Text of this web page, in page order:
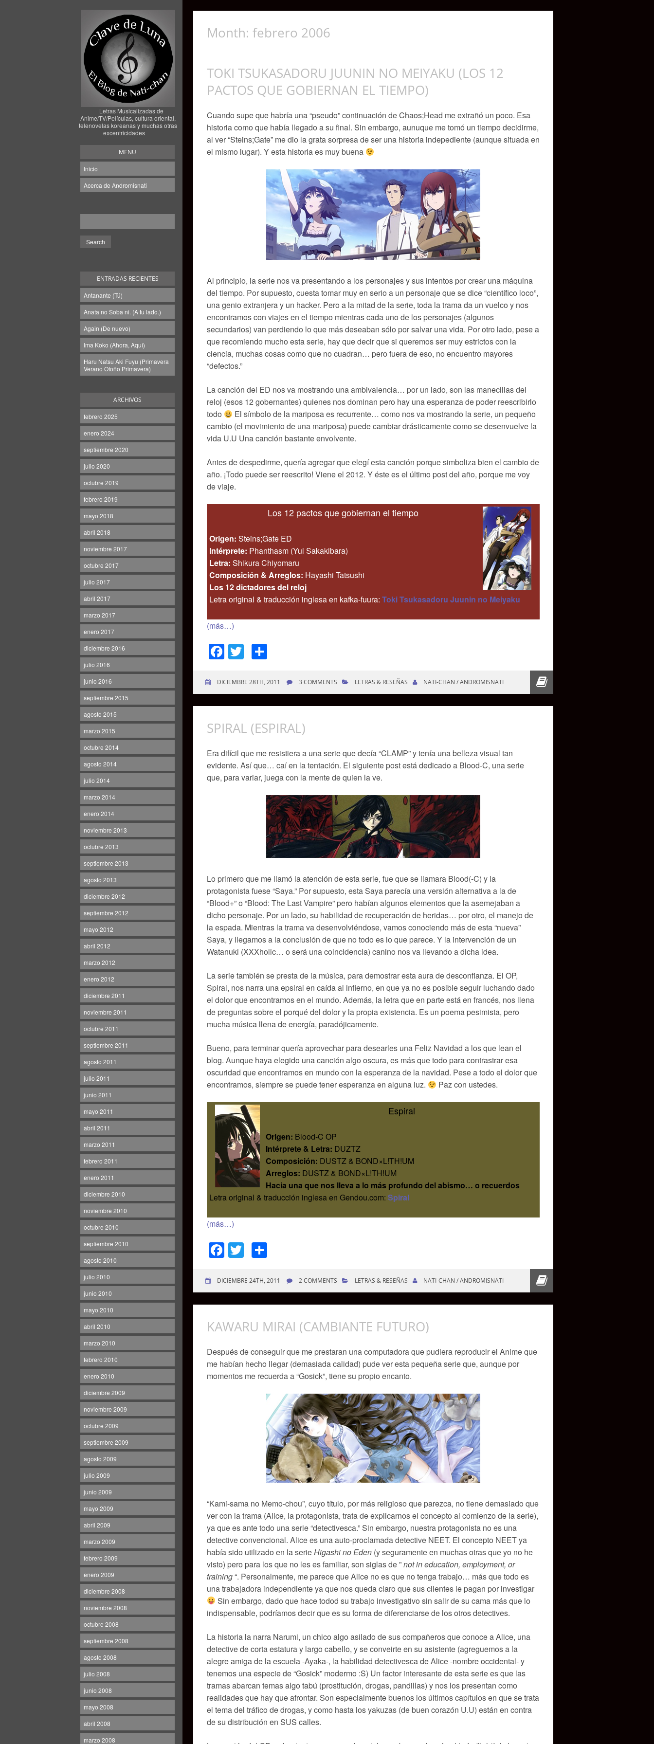
Letras Musicalizadas de
Anime/TV/Películas, cultura oriental,
telenovelas koreanas y muchas otras
excentricidades
MENU
Inicio
Acerca de Andromisnati
ENTRADAS RECIENTES
Antanante (Tú)
Anata no Soba ni. (A tu lado.)
Again (De nuevo)
Ima Koko (Ahora, Aquí)
Haru Natsu Aki Fuyu (Primavera
Verano Otoño Primavera)
ARCHIVOS
febrero 2025
enero 2024
septiembre 2020
julio 2020
octubre 2019
febrero 2019
mayo 2018
abril 2018
noviembre 2017
octubre 2017
julio 2017
abril 2017
marzo 2017
enero 2017
diciembre 2016
julio 2016
junio 2016
septiembre 2015
agosto 2015
marzo 2015
octubre 2014
agosto 2014
julio 2014
marzo 2014
enero 2014
noviembre 2013
octubre 2013
septiembre 2013
agosto 2013
diciembre 2012
septiembre 2012
mayo 2012
abril 2012
marzo 2012
enero 2012
diciembre 2011
noviembre 2011
octubre 2011
septiembre 2011
agosto 2011
julio 2011
junio 2011
mayo 2011
abril 2011
marzo 2011
febrero 2011
enero 2011
diciembre 2010
noviembre 2010
octubre 2010
septiembre 2010
agosto 2010
julio 2010
junio 2010
mayo 2010
abril 2010
marzo 2010
febrero 2010
enero 2010
diciembre 2009
noviembre 2009
octubre 2009
septiembre 2009
agosto 2009
julio 2009
junio 2009
mayo 2009
abril 2009
marzo 2009
febrero 2009
enero 2009
diciembre 2008
noviembre 2008
octubre 2008
septiembre 2008
agosto 2008
julio 2008
junio 2008
mayo 2008
abril 2008
marzo 2008
Month: febrero 2006
TOKI TSUKASADORU JUUNIN NO MEIYAKU (LOS 12
PACTOS QUE GOBIERNAN EL TIEMPO)
Cuando supe que habría una “pseudo” continuación de Chaos;Head me extrañó un poco. Esa
historia como que había llegado a su final. Sin embargo, aunuque me tomó un tiempo decidirme,
al ver “Steins;Gate” me dio la grata sorpresa de ser una historia indepediente (aunque situada en
el mismo lugar). Y esta historia es muy buena
Al principio, la serie nos va presentando a los personajes y sus intentos por crear una máquina
del tiempo. Por supuesto, cuesta tomar muy en serio a un personaje que se dice “científico loco”,
una genio extranjera y un hacker. Pero a la mitad de la serie, toda la trama da un vuelco y nos
encontramos con viajes en el tiempo mientras cada uno de los personajes (algunos
secundarios) van perdiendo lo que más deseaban sólo por salvar una vida. Por otro lado, pese a
que recomiendo mucho esta serie, hay que decir que si queremos ser muy estrictos con la
ciencia, muchas cosas como que no cuadran… pero fuera de eso, no encuentro mayores
“defectos.”
La canción del ED nos va mostrando una ambivalencia… por un lado, son las manecillas del
reloj (esos 12 gobernantes) quienes nos dominan pero hay una esperanza de poder reescribirlo
todo
El símbolo de la mariposa es recurrente… como nos va mostrando la serie, un pequeño
cambio (el movimiento de una mariposa) puede cambiar drásticamente como se desenvuelve la
vida U.U Una canción bastante envolvente.
Antes de despedirme, quería agregar que elegí esta canción porque simboliza bien el cambio de
año. ¡Todo puede ser reescrito! Viene el 2012. Y éste es el último post del año, porque me voy
de viaje.
Los 12 pactos que gobiernan el tiempo
Origen: Steins;Gate ED
Intérprete: Phanthasm (Yui Sakakibara)
Letra: Shikura Chiyomaru
Composición & Arreglos: Hayashi Tatsushi
Los 12 dictadores del reloj
Letra original & traducción inglesa en kafka-fuura: Toki Tsukasadoru Juunin no Meiyaku
(más…)
Facebook
Twitter
DICIEMBRE 28TH, 2011 3 COMMENTS LETRAS & RESEÑAS NATI-CHAN / ANDROMISNATI
SPIRAL (ESPIRAL)
Era difícil que me resistiera a una serie que decía “CLAMP” y tenía una belleza visual tan
evidente. Así que… caí en la tentación. El siguiente post está dedicado a Blood-C, una serie
que, para variar, juega con la mente de quien la ve.
Lo primero que me llamó la atención de esta serie, fue que se llamara Blood(-C) y la
protagonista fuese “Saya.” Por supuesto, esta Saya parecía una versión alternativa a la de
“Blood+” o “Blood: The Last Vampire” pero habían algunos elementos que la asemejaban a
dicho personaje. Por un lado, su habilidad de recuperación de heridas… por otro, el manejo de
la espada. Mientras la trama va desenvolviéndose, vamos conociendo más de esta “nueva”
Saya, y llegamos a la conclusión de que no todo es lo que parece. Y la intervención de un
Watanuki (XXXholic… o será una coincidencia) canino nos va llevando a dicha idea.
La serie también se presta de la música, para demostrar esta aura de desconfianza. El OP,
Spiral, nos narra una epsiral en caída al infierno, en que ya no es posible seguir luchando dado
el dolor que encontramos en el mundo. Además, la letra que en parte está en francés, nos llena
de preguntas sobre el porqué del dolor y la propia existencia. Es un poema pesimista, pero
mucha música llena de energía, paradójicamente.
Bueno, para terminar quería aprovechar para desearles una Feliz Navidad a los que lean el
blog. Aunque haya elegido una canción algo oscura, es más que todo para contrastrar esa
oscuridad que encontramos en mundo con la esperanza de la navidad. Pese a todo el dolor que
encontramos, siempre se puede tener esperanza en alguna luz.
Paz con ustedes.
Espiral
Origen: Blood-C OP
Intérprete & Letra: DUZTZ
Composición: DUSTZ & BOND×L!TH!UM
Arreglos: DUSTZ & BOND×L!TH!UM
Hacia una que nos lleva a lo más profundo del abismo… o recuerdos
Letra original & traducción inglesa en Gendou.com: Spiral
(más…)
Facebook
Twitter
DICIEMBRE 24TH, 2011 2 COMMENTS LETRAS & RESEÑAS NATI-CHAN / ANDROMISNATI
KAWARU MIRAI (CAMBIANTE FUTURO)
Después de conseguir que me prestaran una computadora que pudiera reproducir el Anime que
me habían hecho llegar (demasiada calidad) pude ver esta pequeña serie que, aunque por
momentos me recuerda a “Gosick”, tiene su propio encanto.
“Kami-sama no Memo-chou”, cuyo título, por más religioso que parezca, no tiene demasiado que
ver con la trama (Alice, la protagonista, trata de explicarnos el concepto al comienzo de la serie),
ya que es ante todo una serie “detectivesca.” Sin embargo, nuestra protagonista no es una
detective convencional. Alice es una auto-proclamada detective NEET. El concepto NEET ya
había sido utilizado en la serieHigashi no Eden (y seguramente en muchas otras que yo no he
visto) pero para los que no les es familiar, son siglas de ”not in education, employment, or
training“. Personalmente, me parece que Alice no es que no tenga trabajo… más que todo es
una trabajadora independiente ya que nos queda claro que sus clientes le pagan por investigar
Sin embargo, dado que hace todod su trabajo investigativo sin salir de su cama más que lo
indispensable, podríamos decir que es su forma de diferenciarse de los otros detectives.
La historia la narra Narumi, un chico algo asilado de sus compañeros que conoce a Alice, una
detective de corta estatura y largo cabello, y se conveirte en su asistente (agreguemos a la
alegre amiga de la escuela -Ayaka-, la habilidad detectivesca de Alice -nombre occidental- y
tenemos una especie de “Gosick” modermo :S) Un factor interesante de esta serie es que las
tramas abarcan temas algo tabú (prostitución, drogas, pandillas) y nos los presentan como
realidades que hay que afrontar. Son especialmente buenos los últimos capítulos en que se trata
el tema del tráfico de drogas, y como hasta los yakuzas (de buen corazón U.U) están en contra
de su distribución en SUS calles.